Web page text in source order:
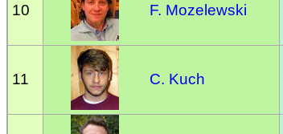
10 F. Mozelewski
11 C. Kuch